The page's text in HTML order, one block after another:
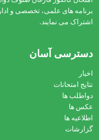
برنامه های علمی، تخصصی و
اشتراک می نمایند.
دسترسی آسان
اخبار
نتایج امتحانات
دواطلب ها
عکس ها
اطلاعیه ها
گزارشات